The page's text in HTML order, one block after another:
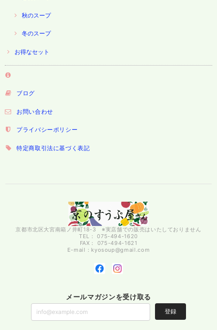
秋のスープ
冬のスープ
お得なセット
ブログ
お問い合わせ
プライバシーポリシー
特定商取引法に基づく表記
京都市北区大宮南箱ノ井町18-3 ※実店舗での販売はいたしておりません
TEL： 075-494-1620
FAX： 075-494-1621
E-mail： kyosoup@gmail.com
メールマガジンを受け取る
登録